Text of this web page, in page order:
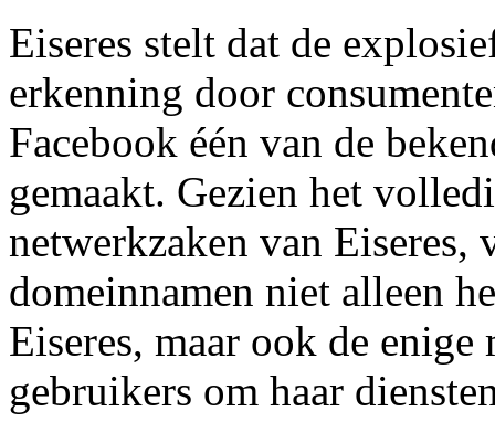
Eiseres stelt dat de
erkenning door
Facebook één van de
gemaakt. Gezien het
netwerkzaken van Eiseres,
domeinnamen niet alleen
Eiseres, maar ook de
gebruikers om haar